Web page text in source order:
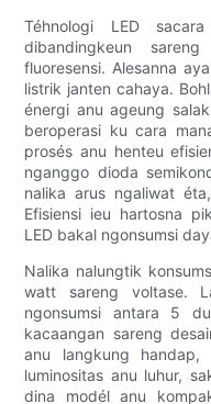
Téhnologi LED
dibandingkeun
fluoresensi. Alesanna
listrik janten cahaya.
énergi anu ageung
beroperasi ku cara
prosés anu henteu
nganggo dioda
nalika arus ngaliwat
Efisiensi ieu hartosna
LED bakal ngonsumsi
Nalika nalungtik
watt sareng voltase.
ngonsumsi antara 5
kacaangan sareng
anu langkung handap,
luminositas anu luhur,
dina modél anu